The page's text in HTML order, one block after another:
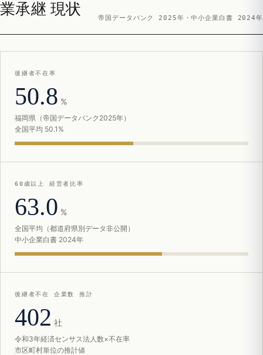
業承継 現状
帝国データバンク 2025年・中小企業白書 2024年
後継者不在率
50.8 %
福岡県（帝国データバンク2025年）
全国平均 50.1%
60歳以上 経営者比率
63.0 %
全国平均（都道府県別データ非公開）
中小企業白書 2024年
後継者不在 企業数 推計
402 社
令和3年経済センサス法人数×不在率
市区町村単位の推計値